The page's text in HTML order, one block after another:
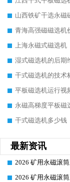
山西铁矿干选永磁
青海高强磁磁选机
上海永磁式磁选机
干式磁选机的技术
平板磁选机运行视
永磁高梯度平板磁
干式磁选机多少钱
最新资讯
2026 矿用永磁滚
2026 矿用永磁滚